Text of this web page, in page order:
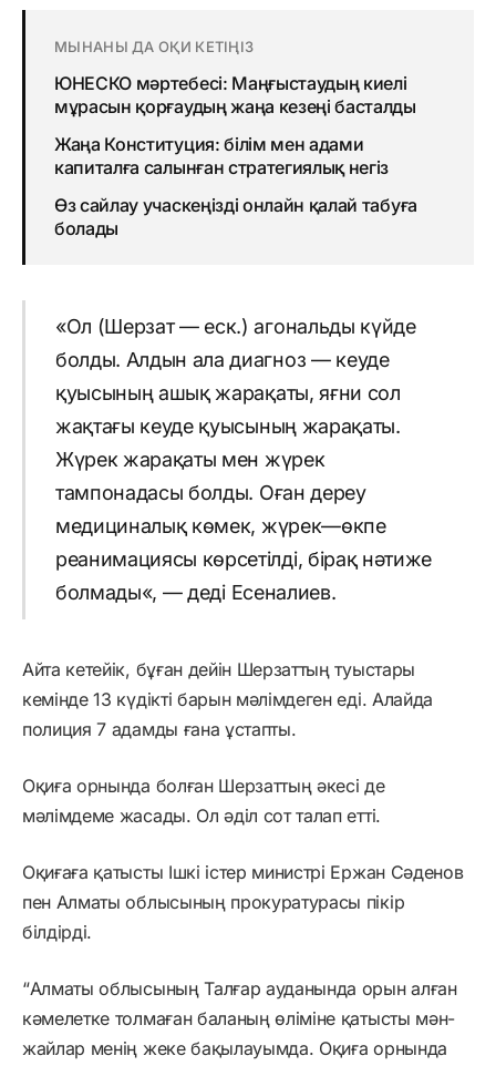
МЫНАНЫ ДА ОҚИ КЕТІҢІЗ
ЮНЕСКО мәртебесі: Маңғыстаудың киелі
мұрасын қорғаудың жаңа кезеңі басталды
Жаңа Конституция: білім мен адами
капиталға салынған стратегиялық негіз
Өз сайлау учаскеңізді онлайн қалай табуға
болады
«Ол (Шерзат — еск.) агональды күйде
болды. Алдын аладиагноз — кеуде
қуысының ашық жарақаты, яғни сол
жақтағы кеуде қуысыныңжарақаты.
Жүрек жарақаты мен жүрек
тампонадасы болды. Оған дереу
медициналық көмек, жүрек—өкпе
реанимациясы көрсетілді, бірақнәтиже
болмады«, — деді Есеналиев.
Айта кетейік, бұған дейін Шерзаттың туыстары
кемінде 13 күдікті барын мәлімдеген еді. Алайда
полиция 7 адамды ғана ұстапты.
Оқиға орнында болған Шерзаттың әкесі де
мәлімдеме жасады. Ол әділ сот талап етті.
Оқиғаға қатысты Ішкі істер министрі Ержан Сәденов
пен Алматы облысының прокуратурасы пікір
білдірді.
“Алматы облысының Талғар ауданында орын алған
кәмелетке толмаған баланың өліміне қатысты мән-
жайлар менің жеке бақылауымда. Оқиға орнында